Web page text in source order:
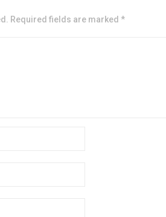
Required fields are marked *